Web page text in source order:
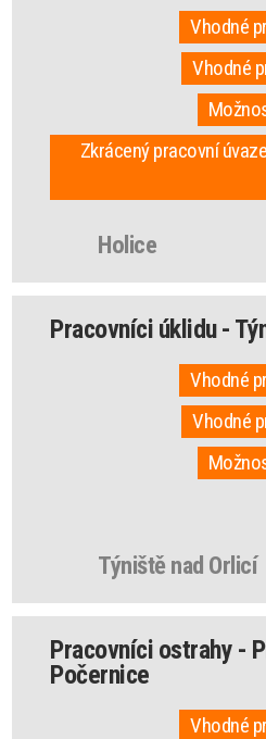
Vhodné
Vhodné
Zkrácený pracovní
Holice
Pracovníci úklidu -
Vhodné
Vhodné
Týniště nad Orlicí
Pracovníci ostrahy -
Počernice
Vhodné